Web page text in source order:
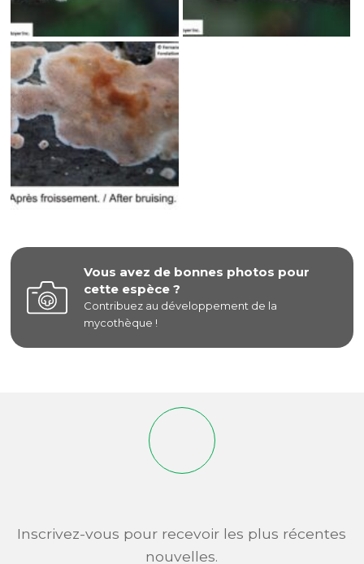
Vous avez de bonnes photos pour
cette espèce ?
Contribuez au développement de la
mycothèque !
Inscrivez-vous pour recevoir les plus récentes
nouvelles.